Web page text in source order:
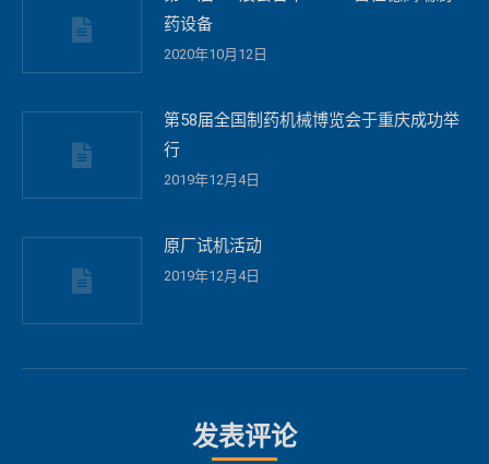
药设备
2020年10月12日
第58届全国制药机械博览会于重庆成功举
行
2019年12月4日
原厂试机活动
2019年12月4日
发表评论